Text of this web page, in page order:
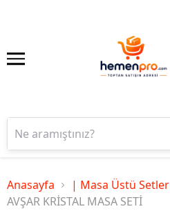
Anasayfa
| Masa Üstü Setler
AVŞAR KRİSTAL MASA SETİ